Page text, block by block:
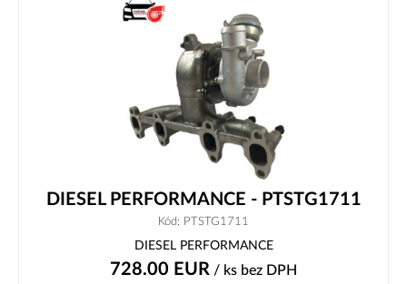
DIESEL PERFORMANCE - PTSTG1711
Kód: PTSTG1711
DIESEL PERFORMANCE
728.00 EUR / ks bez DPH